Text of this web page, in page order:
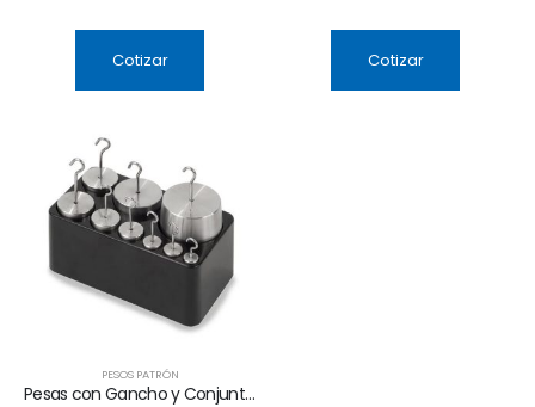
Cotizar Cotizar
PESOS PATRÓN
Pesas con Gancho y Conjuntos de Pesas con Gancho